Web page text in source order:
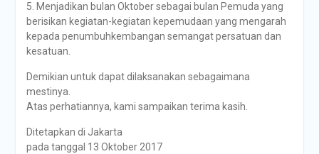
5. Menjadikan bulan Oktober sebagai bulan Pemuda yang
berisikan kegiatan-kegiatan kepemudaan yang mengarah
kepada penumbuhkembangan semangat persatuan dan
kesatuan.
Demikian untuk dapat dilaksanakan sebagaimana
mestinya.
Atas perhatiannya, kami sampaikan terima kasih.
Ditetapkan di Jakarta
pada tanggal 13 Oktober 2017